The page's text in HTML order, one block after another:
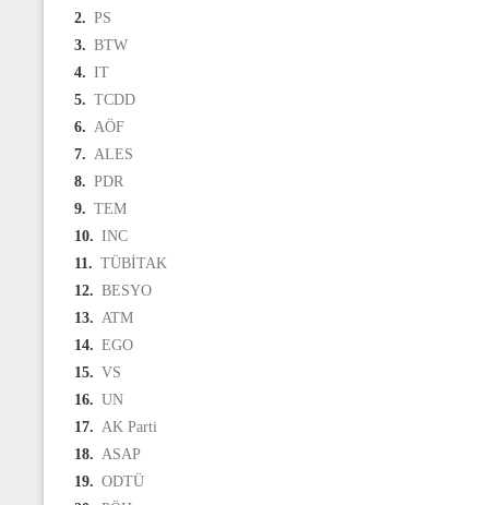
2. PS
3. BTW
4. IT
5. TCDD
6. AÖF
7. ALES
8. PDR
9. TEM
10. INC
11. TÜBİTAK
12. BESYO
13. ATM
14. EGO
15. VS
16. UN
17. AK Parti
18. ASAP
19. ODTÜ